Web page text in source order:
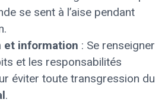
se sent à l’aise pendant
et information : Se renseigner
et les responsabilités
éviter toute transgression du
.